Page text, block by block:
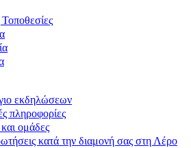
Τοποθεσίες
εκδηλώσεων
πληροφορίες
ομάδες
κατά την διαμονή σας στη Λέρο